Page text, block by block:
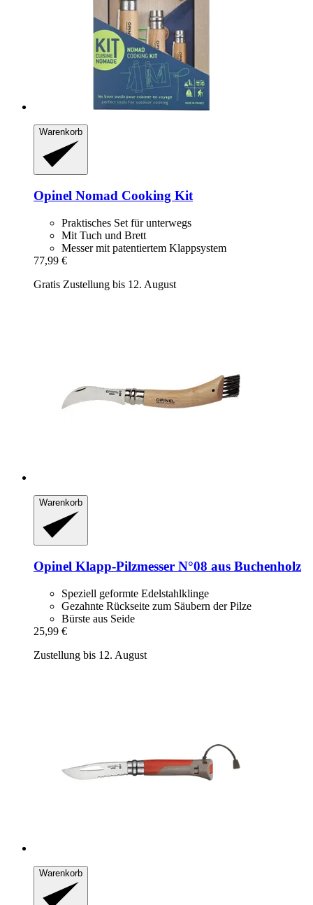
Warenkorb
Opinel Nomad Cooking Kit
Praktisches Set für unterwegs
Mit Tuch und Brett
Messer mit patentiertem Klappsystem
77,99 €
Gratis Zustellung bis 12. August
Warenkorb
Opinel Klapp-​Pilzmesser N°08 aus Buchenholz
Speziell geformte Edelstahlklinge
Gezahnte Rückseite zum Säubern der Pilze
Bürste aus Seide
25,99 €
Zustellung bis 12. August
Warenkorb